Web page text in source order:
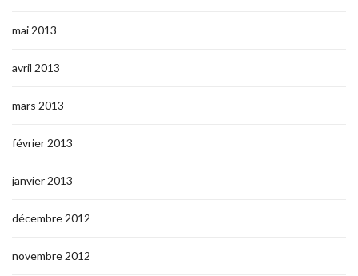
mai 2013
avril 2013
mars 2013
février 2013
janvier 2013
décembre 2012
novembre 2012